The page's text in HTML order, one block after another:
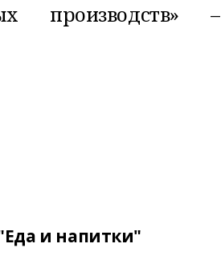
производств» –
и напитки"